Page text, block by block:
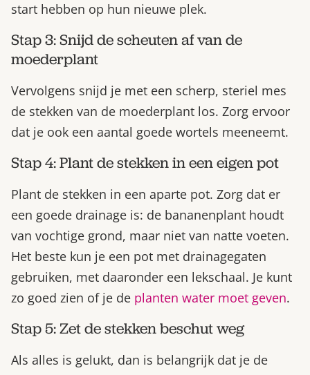
start hebben op hun nieuwe plek.
Stap 3: Snijd de scheuten af van de
moederplant
Vervolgens snijd je met een scherp, steriel mes
de stekken van de moederplant los. Zorg ervoor
dat je ook een aantal goede wortels meeneemt.
Stap 4: Plant de stekken in een eigen pot
Plant de stekken in een aparte pot. Zorg dat er
een goede drainage is: de bananenplant houdt
van vochtige grond, maar niet van natte voeten.
Het beste kun je een pot met drainagegaten
gebruiken, met daaronder een lekschaal. Je kunt
zo goed zien of je de planten water moet geven.
Stap 5: Zet de stekken beschut weg
Als alles is gelukt, dan is belangrijk dat je de